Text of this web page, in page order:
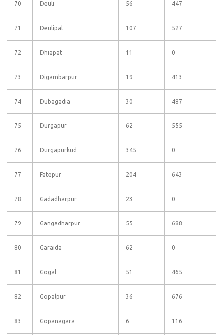
70 Deuli 56 447
71 Deulipal 107 527
72 Dhiapat 11 0
73 Digambarpur 19 413
74 Dubagadia 30 487
75 Durgapur 62 555
76 Durgapurkud 345 0
77 Fatepur 204 643
78 Gadadharpur 23 0
79 Gangadharpur 55 688
80 Garaida 62 0
81 Gogal 51 465
82 Gopalpur 36 676
83 Gopanagara 6 116